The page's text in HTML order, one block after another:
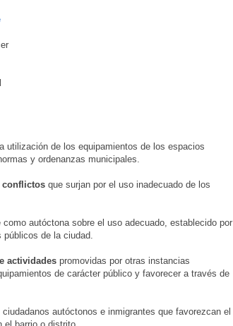
utilización de los equipamientos de los espacios
y ordenanzas municipales.
conflictos que surjan por el uso inadecuado de los
autóctona sobre el uso adecuado, establecido por
públicos de la ciudad.
actividades promovidas por otras instancias
de carácter público y favorecer a través de
autóctonos e inmigrantes que favorezcan el